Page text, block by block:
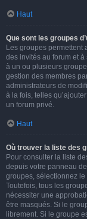
Haut
Que sont les groupes
Les groupes permettent
des invités au forum et
à un ou plusieurs
gestion des membres
administrateurs de
à la fois, telles
un forum privé.
Haut
Où trouver la liste des
Pour consulter la liste
depuis votre panneau
groupes, sélectionnez
Toutefois, tous les
nécessiter une
être masqués. Si le
librement. Si le groupe